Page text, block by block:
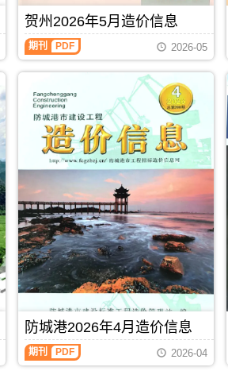
信
息
期
刊
同
价
款
确
定
与
整，
市
施
建
材
取
价
指
导，
崇
造
价
信
贺州2026年5月造价信息
期刊 PDF 2026-05
防城港2026年4月造价信息
期刊 PDF 2026-04